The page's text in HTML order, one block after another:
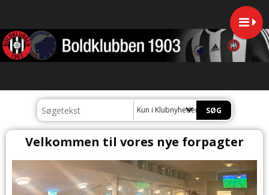
Kun i Klubnyheder
Velkommen til vores nye forpagter